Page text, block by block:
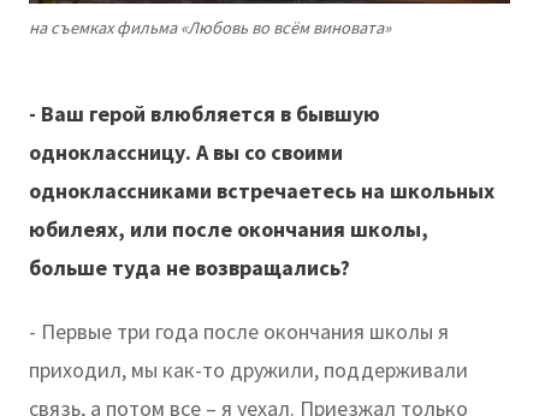
на съемках фильма «Любовь во всём виновата»
- Ваш герой влюбляется в бывшую
одноклассницу. А вы со своими
одноклассниками встречаетесь на школьных
юбилеях, или после окончания школы,
больше туда не возвращались?
- Первые три года после окончания школы я
приходил, мы как-то дружили, поддерживали
связь, а потом все – я уехал. Приезжал только